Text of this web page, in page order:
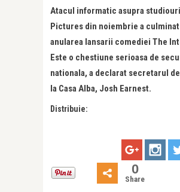
Atacul informatic asupra
Pictures din noiembrie a
anularea lansarii comediei The
Este o chestiune serioasa de
nationala, a declarat secretarul
la Casa Alba, Josh Earnest.
Distribuie:
0
Share